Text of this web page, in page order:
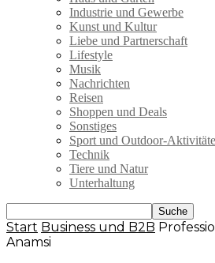
Industrie und Gewerbe
Kunst und Kultur
Liebe und Partnerschaft
Lifestyle
Musik
Nachrichten
Reisen
Shoppen und Deals
Sonstiges
Sport und Outdoor-
Technik
Tiere und Natur
Unterhaltung
Start Business und B2B
Anamsi